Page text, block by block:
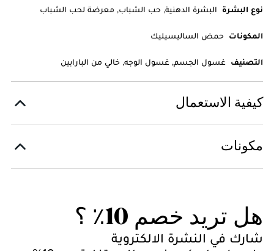
نوع البشرة البشرة الدهنية, حب الشباب, معرضة لحب الشباب
المكونات حمض الساليسيليك
التصنيف غسول الجسم, غسول الوجه, خالي من البارابين
كيفية الاستعمال
مكونات
هل تريد خصم 10٪ ؟
شارك في النشرة الالكتروية